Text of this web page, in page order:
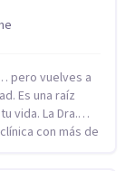
pero vuelves a
Es una raíz
La Dra.
con más de